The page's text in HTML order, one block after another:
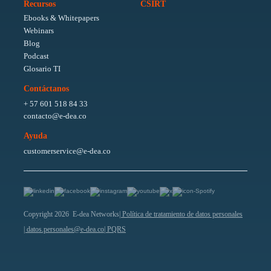
Recursos
Ebooks & Whitepapers
Webinars
Blog
Podcast
Glosario TI
CSIRT
Contáctanos
+ 57 601 518 84 33
contacto@e-dea.co
Ayuda
customerservice@e-dea.co
Copyright 2026 E-dea Networks| Política de tratamiento de datos personales
| datos.personales@e-dea.co| PQRS